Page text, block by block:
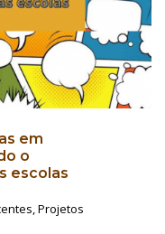
em
o
escolas
,Projetos